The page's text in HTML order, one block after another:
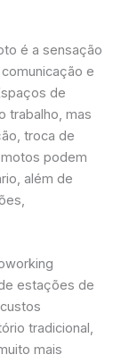
é a sensação
e
de
trabalho, mas
troca de
podem
além de
estações de
tradicional,
mais